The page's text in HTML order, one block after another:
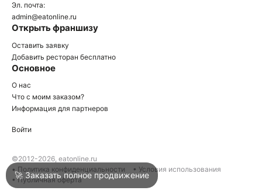
Войти
Написать в техподдержку
Эл. почта:
admin@eatonline.ru
Открыть франшизу
Оставить заявку
Добавить ресторан бесплатно
Основное
О нас
Что с моим заказом?
Информация для партнеров
Войти
©2012-2026, eatonline.ru
• Политика конфиденциальности
• Условия использования
• Публичная оферта
🚀 Заказать полное продвижение